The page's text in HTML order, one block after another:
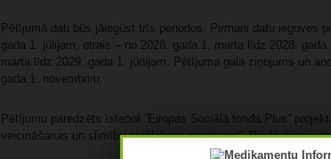
Pētījumā dati būs jāiegūst trīs periodos. Pirmais datu ieguves
gada 1. jūlijam, otrais – no 2028. gada 1. marta līdz 2028. gada
marta līdz 2029. gada 1. jūnijam. Pētījuma gala ziņojums un
gada 1. novembrim.
Pētījumu paredzēts īstenot “Eiropas Sociālā fonda Plus”
veicināšanas un slimību profilakses pasākumi”. Piedāvājumu